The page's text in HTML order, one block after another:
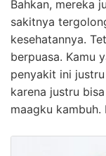
Bahkan, mereka
sakitnya
kesehatannya.
berpuasa. Kamu
penyakit ini
karena justru
maagku